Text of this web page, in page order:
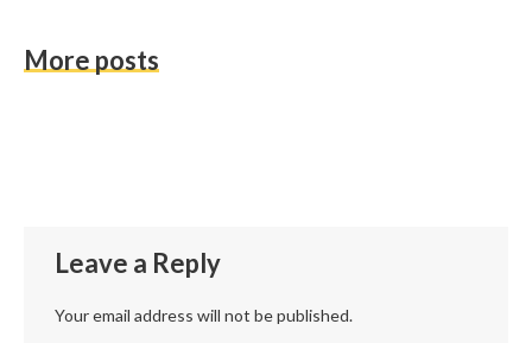
More posts
Leave a Reply
Your email address will not be published.